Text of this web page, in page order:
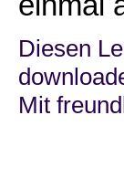
Diesen
Mit